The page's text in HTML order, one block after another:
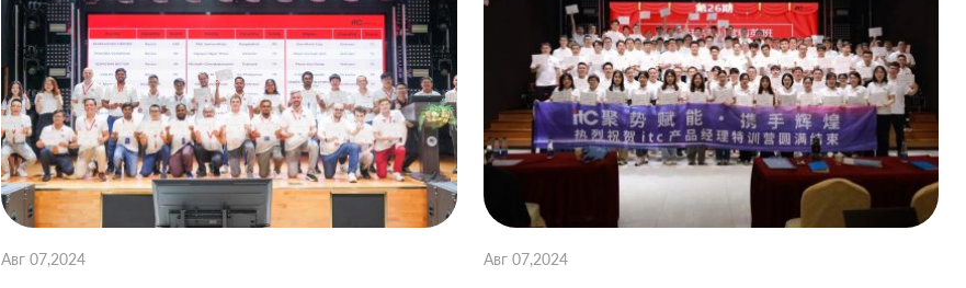
Авг 07,2024 Авг 07,2024